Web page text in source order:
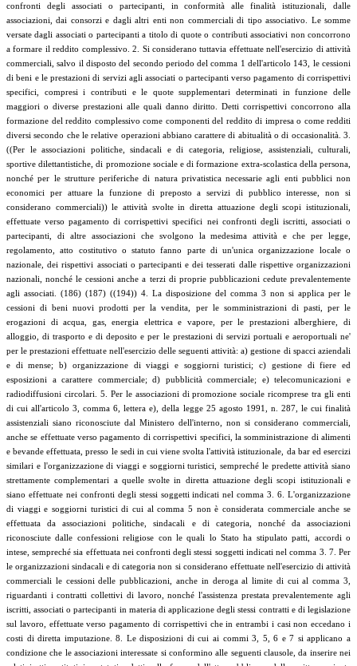
confronti degli associati o partecipanti, in conformità alle finalità istituzionali, dalle
associazioni, dai consorzi e dagli altri enti non commerciali di tipo associativo. Le somme
versate dagli associati o partecipanti a titolo di quote o contributi associativi non concorrono
a formare il reddito complessivo. 2. Si considerano tuttavia effettuate nell'esercizio di attività
commerciali, salvo il disposto del secondo periodo del comma 1 dell'articolo 143, le cessioni
di beni e le prestazioni di servizi agli associati o partecipanti verso pagamento di corrispettivi
specifici, compresi i contributi e le quote supplementari determinati in funzione delle
maggiori o diverse prestazioni alle quali danno diritto. Detti corrispettivi concorrono alla
formazione del reddito complessivo come componenti del reddito di impresa o come redditi
diversi secondo che le relative operazioni abbiano carattere di abitualità o di occasionalità. 3.
((Per le associazioni politiche, sindacali e di categoria, religiose, assistenziali, culturali,
sportive dilettantistiche, di promozione sociale e di formazione extra-scolastica della persona,
nonché per le strutture periferiche di natura privatistica necessarie agli enti pubblici non
economici per attuare la funzione di preposto a servizi di pubblico interesse, non si
considerano commerciali)) le attività svolte in diretta attuazione degli scopi istituzionali,
effettuate verso pagamento di corrispettivi specifici nei confronti degli iscritti, associati o
partecipanti, di altre associazioni che svolgono la medesima attività e che per legge,
regolamento, atto costitutivo o statuto fanno parte di un'unica organizzazione locale o
nazionale, dei rispettivi associati o partecipanti e dei tesserati dalle rispettive organizzazioni
nazionali, nonché le cessioni anche a terzi di proprie pubblicazioni cedute prevalentemente
agli associati. (186) (187) ((194)) 4. La disposizione del comma 3 non si applica per le
cessioni di beni nuovi prodotti per la vendita, per le somministrazioni di pasti, per le
erogazioni di acqua, gas, energia elettrica e vapore, per le prestazioni alberghiere, di
alloggio, di trasporto e di deposito e per le prestazioni di servizi portuali e aeroportuali ne'
per le prestazioni effettuate nell'esercizio delle seguenti attività: a) gestione di spacci aziendali
e di mense; b) organizzazione di viaggi e soggiorni turistici; c) gestione di fiere ed
esposizioni a carattere commerciale; d) pubblicità commerciale; e) telecomunicazioni e
radiodiffusioni circolari. 5. Per le associazioni di promozione sociale ricomprese tra gli enti
di cui all'articolo 3, comma 6, lettera e), della legge 25 agosto 1991, n. 287, le cui finalità
assistenziali siano riconosciute dal Ministero dell'interno, non si considerano commerciali,
anche se effettuate verso pagamento di corrispettivi specifici, la somministrazione di alimenti
e bevande effettuata, presso le sedi in cui viene svolta l'attività istituzionale, da bar ed esercizi
similari e l'organizzazione di viaggi e soggiorni turistici, sempreché le predette attività siano
strettamente complementari a quelle svolte in diretta attuazione degli scopi istituzionali e
siano effettuate nei confronti degli stessi soggetti indicati nel comma 3. 6. L'organizzazione
di viaggi e soggiorni turistici di cui al comma 5 non è considerata commerciale anche se
effettuata da associazioni politiche, sindacali e di categoria, nonché da associazioni
riconosciute dalle confessioni religiose con le quali lo Stato ha stipulato patti, accordi o
intese, sempreché sia effettuata nei confronti degli stessi soggetti indicati nel comma 3. 7. Per
le organizzazioni sindacali e di categoria non si considerano effettuate nell'esercizio di attività
commerciali le cessioni delle pubblicazioni, anche in deroga al limite di cui al comma 3,
riguardanti i contratti collettivi di lavoro, nonché l'assistenza prestata prevalentemente agli
iscritti, associati o partecipanti in materia di applicazione degli stessi contratti e di legislazione
sul lavoro, effettuate verso pagamento di corrispettivi che in entrambi i casi non eccedano i
costi di diretta imputazione. 8. Le disposizioni di cui ai commi 3, 5, 6 e 7 si applicano a
condizione che le associazioni interessate si conformino alle seguenti clausole, da inserire nei